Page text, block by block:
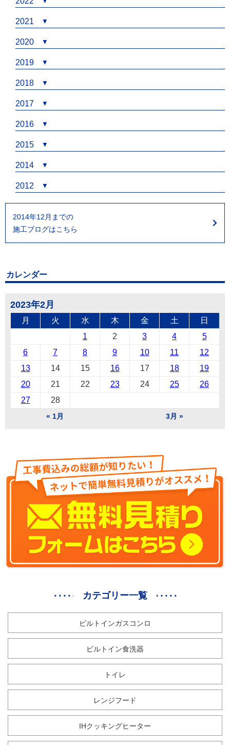
2021
2020
2019
2018
2017
2016
2015
2014
2012
2014年12月までの
施工ブログはこちら
カレンダー
2023年2月
月 火 水 木 金 土 日
« 1月 3月 »
1 2 3 4
5
6
7 8 9 10 11
12
13
14 15 16 17 18
19
20
21 22 23 24 25
26
27
28
カテゴリー一覧
ビルトインガスコンロ
ビルトイン食洗器
トイレ
レンジフード
IHクッキングヒーター